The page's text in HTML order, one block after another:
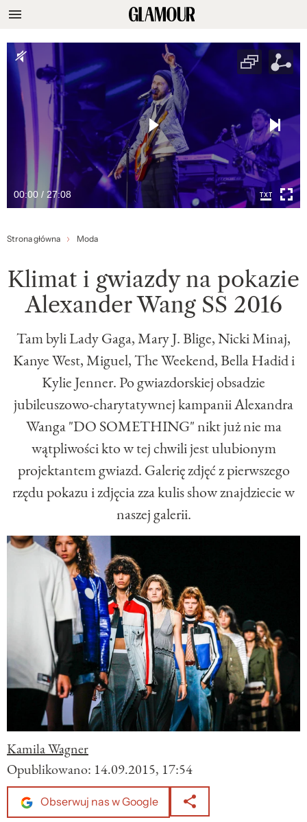
00:00 / 27:08
Strona główna Moda
Klimat i gwiazdy na pokazie
Alexander Wang SS 2016
Tam byli Lady Gaga, Mary J. Blige, Nicki Minaj,
Kanye West, Miguel, The Weekend, Bella Hadid i
Kylie Jenner. Po gwiazdorskiej obsadzie
jubileuszowo-charytatywnej kampanii Alexandra
Wanga "DO SOMETHING" nikt już nie ma
wątpliwości kto w tej chwili jest ulubionym
projektantem gwiazd. Galerię zdjęć z pierwszego
rzędu pokazu i zdjęcia zza kulis show znajdziecie w
naszej galerii.
Kamila Wagner
Opublikowano: 14.09.2015, 17:54
Obserwuj nas w Google